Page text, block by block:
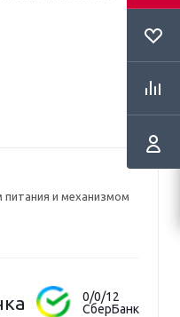
и механизмом
0/0/12
СберБанк